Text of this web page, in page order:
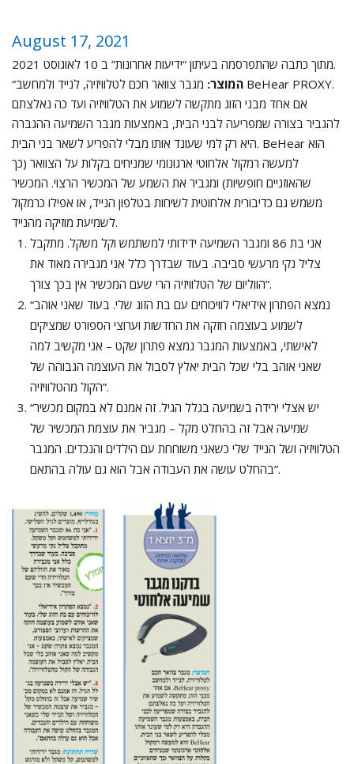
August 17, 2021
מתוך כתבה שהתפרסמה בעיתון “ידיעות אחרונות” ב 10 לאוגוסט 2021.
“
המוצר:
מגבר צוואר חכם לטלוויזיה, לנייד ולמחשב BeHear PROXY.
אם אחד מבני הזוג מתקשה לשמוע את הטלוויזיה ועד כה נאלצתם
להגביר בצורה שמפריעה לבני הבית, באמצעות מגבר השמיעה ההגברה
היא רק למי שעונד אותו מבלי להפריע לשאר בני הבית. BeHear הוא
למעשה רמקול אלחוטי ארגונומי שמניחים בקלות על הצוואר (כך
שהאוזניים חופשיות) ומגביר את השמע של המכשיר הרצוי. המכשיר
משמש גם כדיבורית אלחוטית לשיחות בטלפון הנייד, או אפילו כרמקול
לשמיעת מוזיקה מהנייד.
אני בת 86 ומגבר השמיעה ידידותי למשתמש וקל משקל. מתקבל
צליל נקי מרעשי סביבה. בעוד שבדרך כלל אני מגבירה מאוד את
הווליום של הטלוויזיה הרי שעם המכשיר אין בכך צורך”.
“נמצא הפתרון אידיאלי לוויכוחים עם בת הזוג שלי. בעוד שאני אוהב
לשמוע בעוצמה חזקה את החדשות וערוצי הספורט שמציקים
לאישתי, באמצעות המגבר נמצא פתרון שקט – אני מקשיב למה
שאני אוהב בלי שכל הבית יאלץ לסבול את העוצמה הגבוהה של
הקול מהטלוויזיה”.
“יש אצלי ירידה בשמיעה בגלל הגיל. זה אמנם לא במקום מכשיר
שמיעה אבל זה בהחלט מקל – מגביר את עוצמת המכשיר של
הטלוויזיה ושל הנייד שלי כשאני משוחחת עם הילדים והנכדים. המגבר
בהחלט עושה את העבודה אבל הוא גם עולה בהתאם”.